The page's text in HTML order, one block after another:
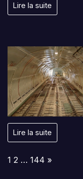
Lire la suite
Lire la suite
Page:
1 2 … 144 Next
»